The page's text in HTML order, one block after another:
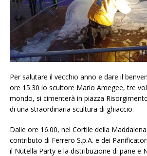
Per salutare il vecchio anno e dare il
ore 15.30 lo scultore Mario Amegee, tre
mondo, si cimenterà in piazza
di una straordinaria scultura di ghiaccio.
Dalle ore 16.00, nel Cortile della
contributo di Ferrero S.p.A. e dei
il Nutella Party e la distribuzione di pane e